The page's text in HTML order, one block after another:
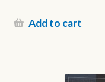
was:
priceAdd to cart